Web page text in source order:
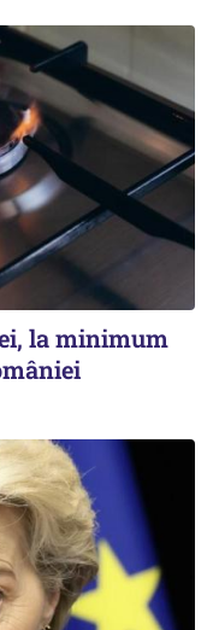
la minimum